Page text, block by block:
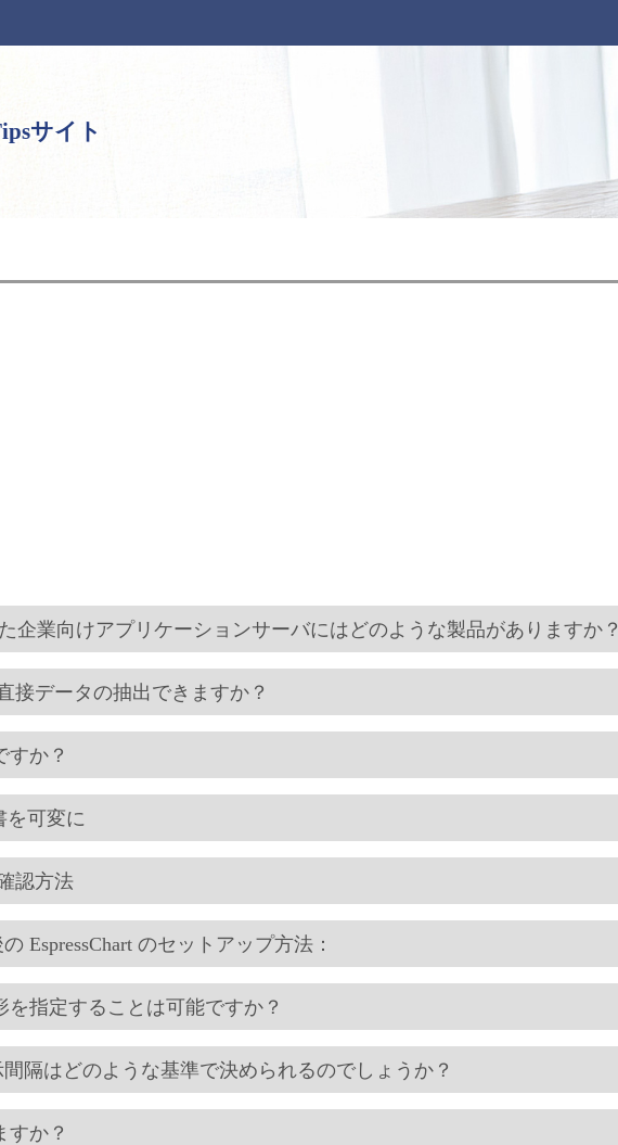
サイト
企業向けアプリケーションサーバにはどのような製品がありますか？
接データの抽出できますか？
すか？
を可変に
認方法
EspressChart のセットアップ方法：
指定することは可能ですか？
隔はどのような基準で決められるのでしょうか？
すか？